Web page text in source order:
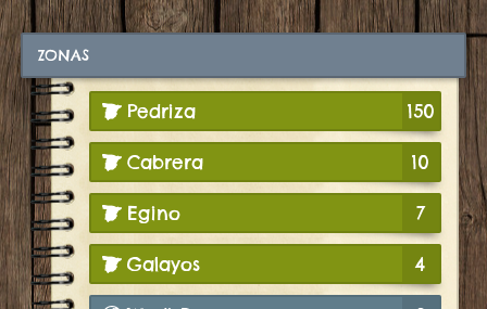
ZONAS
Pedriza 150
Cabrera 10
Egino 7
Galayos 4